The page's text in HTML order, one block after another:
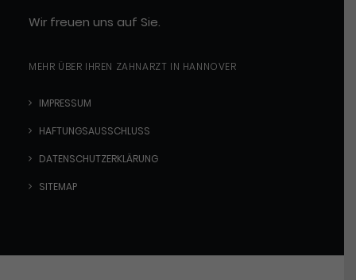
Wir freuen uns auf Sie.
MEHR ÜBER IHREN ZAHNARZT IN HANNOVER
IMPRESSUM
HAFTUNGSAUSSCHLUSS
DATENSCHUTZERKLÄRUNG
SITEMAP